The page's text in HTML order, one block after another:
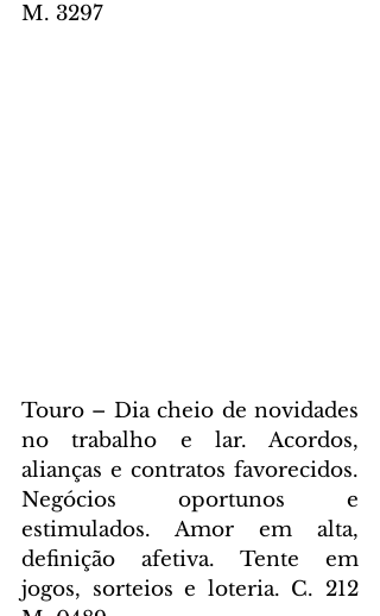
M. 3297
Touro – Dia cheio de novidades
no trabalho e lar. Acordos,
alianças e contratos favorecidos.
Negócios oportunos e
estimulados. Amor em alta,
definição afetiva. Tente em
jogos, sorteios e loteria. C. 212